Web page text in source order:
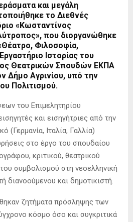
και μεγάλη
το Διεθνές
«Κωσταντίνος
που διοργανώθηκε
Φιλοσοφία,
Ιστορίας του
Θεατρικών Σπουδών ΕΚΠΑ
Δήμο Αγρινίου, υπό την
Πολιτισμού.
του Επιμελητηρίου
και εισηγήτριες από την
(Γερμανία, Ιταλία, Γαλλία)
στο έργο του σπουδαίου
κριτικού, θεατρικού
συμβολισμού στη νεοελληνική
διανοούμενου και δημοτικιστή.
ζητήματα πρόσληψης των
κόσμο όσο και συγκριτικά